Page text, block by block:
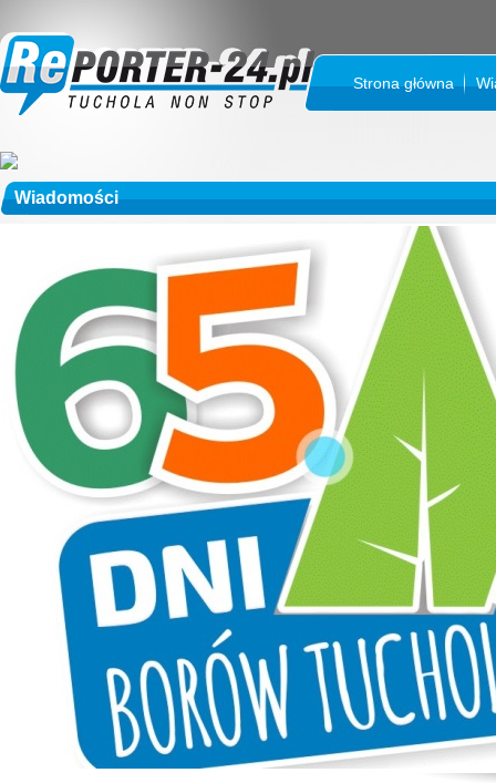
Strona główna
Wiadomości